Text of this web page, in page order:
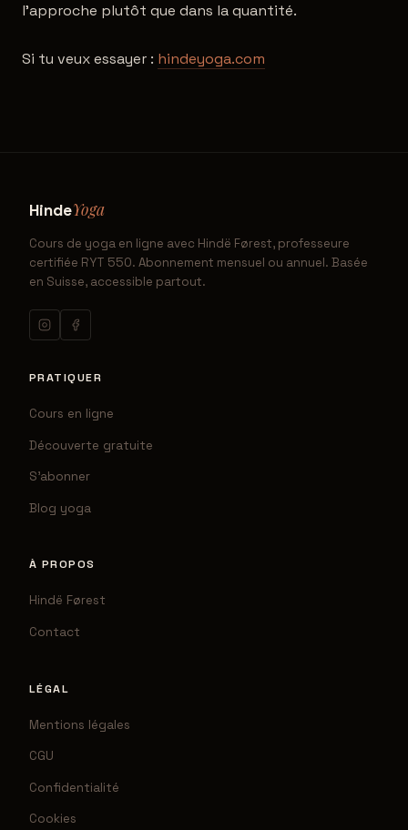
l'approche plutôt que dans la quantité.
Si tu veux essayer : hindeyoga.com
HindeYoga
Cours de yoga en ligne avec Hindë Førest, professeure
certifiée RYT 550. Abonnement mensuel ou annuel. Basée
en Suisse, accessible partout.
PRATIQUER
Cours en ligne
Découverte gratuite
S'abonner
Blog yoga
À PROPOS
Hindë Førest
Contact
LÉGAL
Mentions légales
CGU
Confidentialité
Cookies